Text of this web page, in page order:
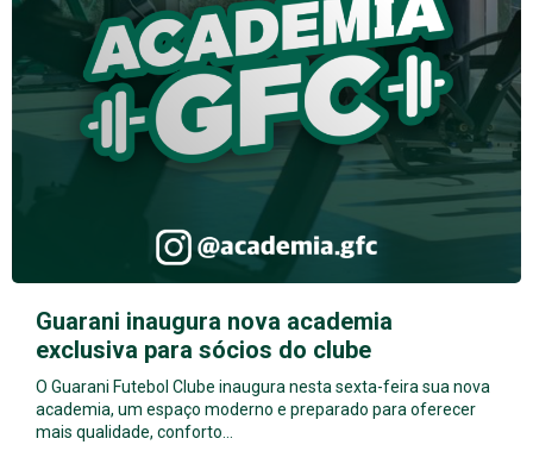
Guarani inaugura nova academia
exclusiva para sócios do clube
O Guarani Futebol Clube inaugura nesta sexta-feira sua nova
academia, um espaço moderno e preparado para oferecer
mais qualidade, conforto…